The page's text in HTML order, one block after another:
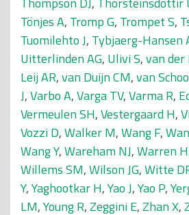
Tönjes A, Tromp G, Trompet S,
Tuomilehto J, Tybjaerg-Hansen
Uitterlinden AG, Ulivi S,van der
Leij AR,van Duijn CM,van
J,Varbo A,Varga TV,Varma R,
Vermeulen SH,Vestergaard H,
Vozzi D,Walker M,Wang F,
Wang Y,Wareham NJ,Warren
Willems SM,Wilson JG,Witte
Y,Yaghootkar H,Yao J,Yao P,
LM,Young R,Zeggini E,Zhan X,